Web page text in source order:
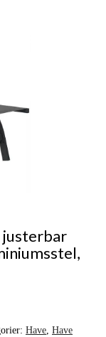
justerbar
Have, Have